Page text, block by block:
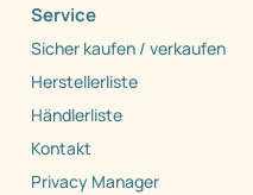
Service
Sicher kaufen / verkaufen
Herstellerliste
Händlerliste
Kontakt
Privacy Manager